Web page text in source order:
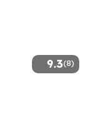
9.3(8)